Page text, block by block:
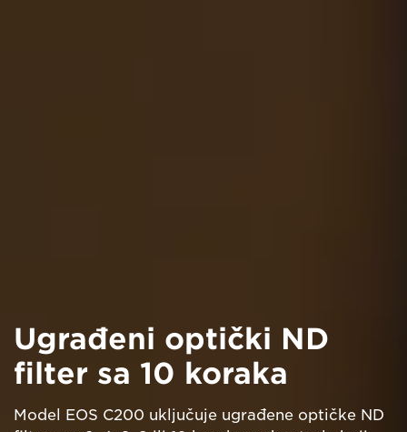
Ugrađeni optički ND
filter sa 10 koraka
Model EOS C200 uključuje ugrađene optičke ND